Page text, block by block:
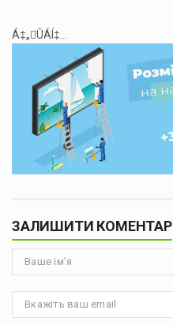
Á‡„ÛÁÍ‡...
ЗАЛИШИТИ КОМЕНТАР